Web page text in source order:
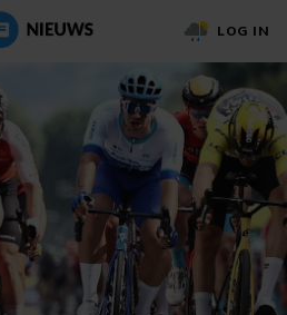
LOG IN